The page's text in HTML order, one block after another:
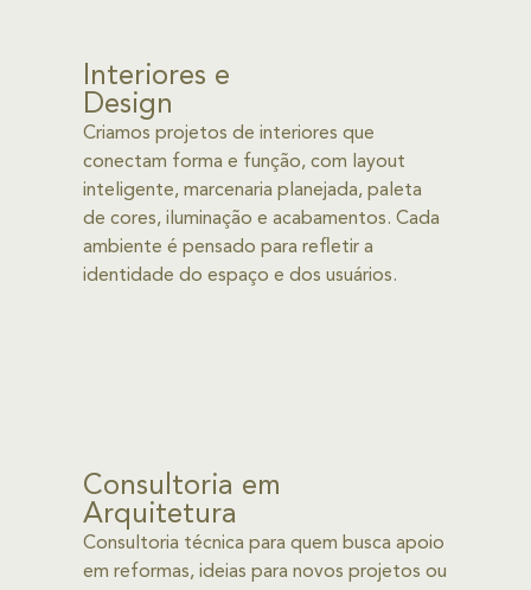
Interiores e
Design
Criamos projetos de interiores que
conectam forma e função, com layout
inteligente, marcenaria planejada, paleta
de cores, iluminação e acabamentos. Cada
ambiente é pensado para refletir a
identidade do espaço e dos usuários.
Consultoria em
Arquitetura
Consultoria técnica para quem busca apoio
em reformas, ideias para novos projetos ou